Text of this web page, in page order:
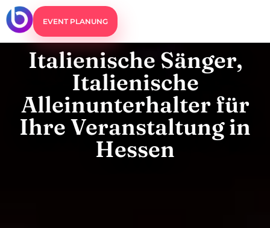
EVENT PLANUNG
Italienische Sänger,
Italienische
Alleinunterhalter für
Ihre Veranstaltung in
Hessen